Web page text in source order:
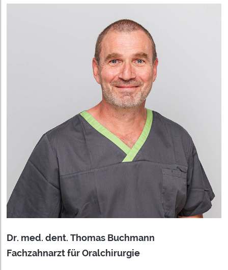
Dr. med. dent. Thomas Buchmann
Fachzahnarzt für Oralchirurgie